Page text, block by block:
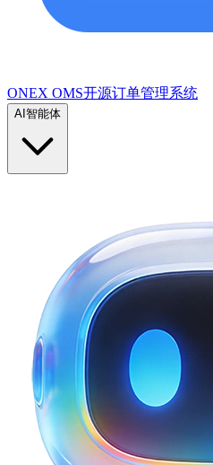
ONEX OMS开源订单管理系统
AI智能体